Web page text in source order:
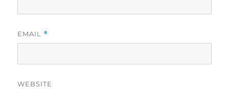
EMAIL *
WEBSITE